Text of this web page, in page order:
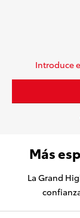
Introduce
Más
La Grand